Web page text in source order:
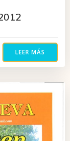
LEER MÁS